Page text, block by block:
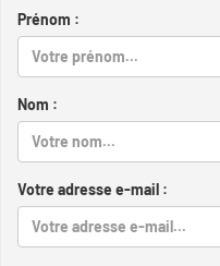
Prénom :
Nom :
Votre adresse e-mail :